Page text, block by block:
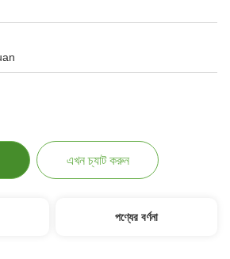
এখন চ্যাট করুন
পণ্যের বর্ণনা